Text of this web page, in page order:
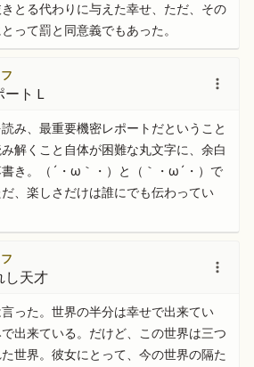
とる代わりに与えた幸せ、ただ、その
って罰と同意義でもあった。
トＬ
み、最重要機密レポートだということ
解くこと自体が困難な丸文字に、余白
き。（´・ω｀・）と（｀・ω´・）で
、楽しさだけは誰にでも伝わってい
し天才
った。世界の半分は幸せで出来てい
出来ている。だけど、この世界は三つ
世界。彼女にとって、今の世界の隔た